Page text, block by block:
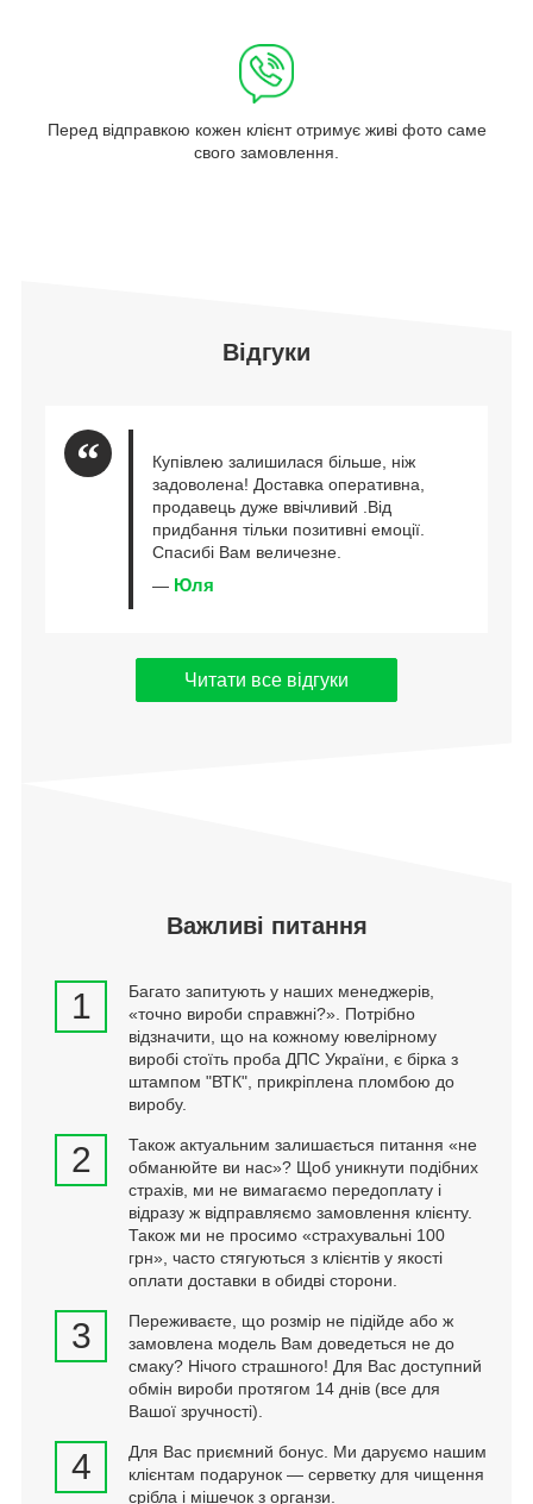
Перед відправкою кожен клієнт отримує живі фото саме
свого замовлення.
Відгуки
Купівлею залишилася більше, ніж
задоволена! Доставка оперативна,
продавець дуже ввічливий .Від
придбання тільки позитивні емоції.
Спасибі Вам величезне.
— Юля
Читати все відгуки
Важливі питання
1
Багато запитують у наших менеджерів,
«точно вироби справжні?». Потрібно
відзначити, що на кожному ювелірному
виробі стоїть проба ДПС України, є бірка з
штампом "ВТК", прикріплена пломбою до
виробу.
2
Також актуальним залишається питання «не
обманюйте ви нас»? Щоб уникнути подібних
страхів, ми не вимагаємо передоплату і
відразу ж відправляємо замовлення клієнту.
Також ми не просимо «страхувальні 100
грн», часто стягуються з клієнтів у якості
оплати доставки в обидві сторони.
3
Переживаєте, що розмір не підійде або ж
замовлена модель Вам доведеться не до
смаку? Нічого страшного! Для Вас доступний
обмін вироби протягом 14 днів (все для
Вашої зручності).
4
Для Вас приємний бонус. Ми даруємо нашим
клієнтам подарунок — серветку для чищення
срібла і мішечок з органзи.